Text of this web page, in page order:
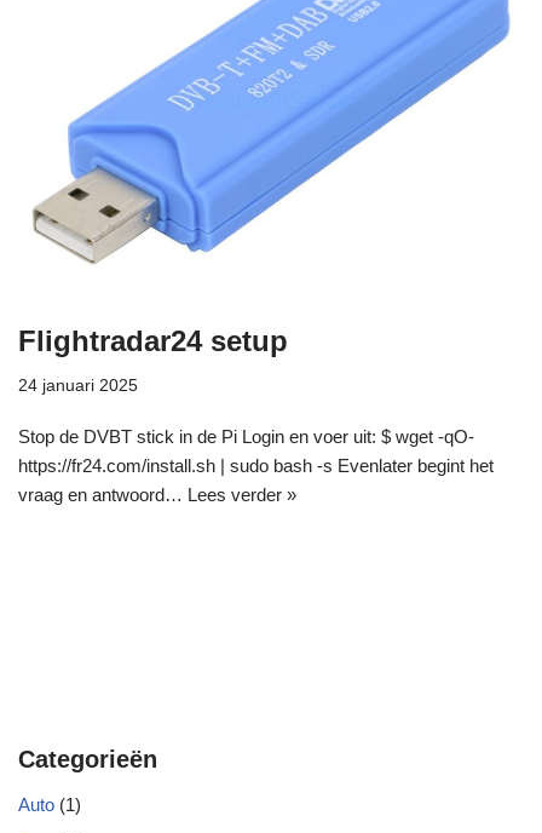
Flightradar24 setup
24 januari 2025
Stop de DVBT stick in de Pi Login en voer uit: $ wget -qO-
https://fr24.com/install.sh | sudo bash -s Evenlater begint het
vraag en antwoord… Lees verder »
Categorieën
Auto (1)